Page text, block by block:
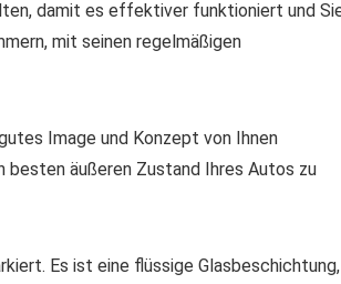
damit es effektiver funktioniert und
mit seinen regelmäßigen
Image und Konzept von Ihnen
äußeren Zustand Ihres Autos zu
Es ist eine flüssige Glasbeschichtung,